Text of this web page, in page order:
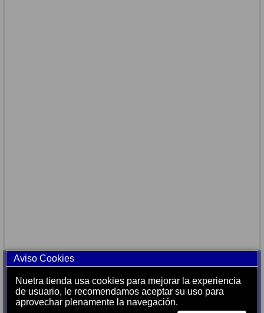
ATENCIÓN AL CLIENTE
Post-Venta
Aviso Cookies
Nuetra tienda usa cookies para mejorar la experiencia
de usuario, le recomendamos aceptar su uso para
aprovechar plenamente la navegación.